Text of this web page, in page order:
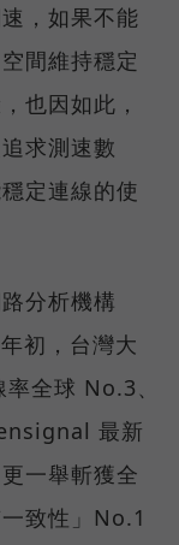
，如果不能
間維持穩定
也因如此，
求測速數
定連線的使
分析機構
初，台灣大
全球 No.3、
最新
一舉斬獲全
致性」No.1